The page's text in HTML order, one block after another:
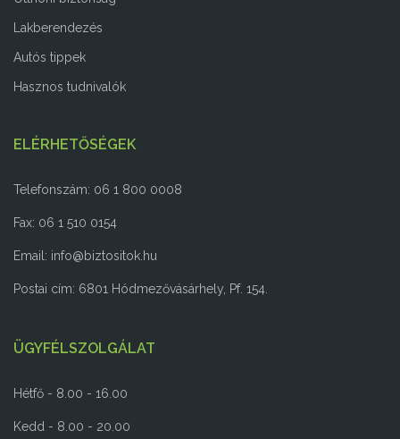
Lakberendezés
Autós tippek
Hasznos tudnivalók
ELÉRHETŐSÉGEK
Telefonszám: 06 1 800 0008
Fax: 06 1 510 0154
Email: info@biztositok.hu
Postai cím: 6801 Hódmezővásárhely, Pf. 154.
ÜGYFÉLSZOLGÁLAT
Hétfő - 8.00 - 16.00
Kedd - 8.00 - 20.00